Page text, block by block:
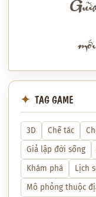
TAG GAME
3D Chế tác
Giả lập đời sống
Khám phá
Lịch
Mô phỏng thuộc